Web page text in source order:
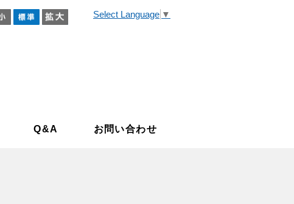
縮小 標準 Select Language ▼
Q&A お問い合わせ